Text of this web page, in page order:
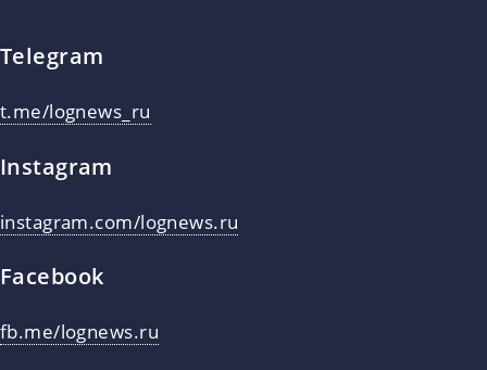
Telegram
t.me/lognews_ru
Instagram
instagram.com/lognews.ru
Facebook
fb.me/lognews.ru